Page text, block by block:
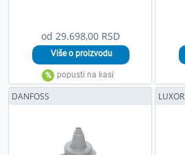
od 29.698,00 RSD
DANFOSS LUXOR